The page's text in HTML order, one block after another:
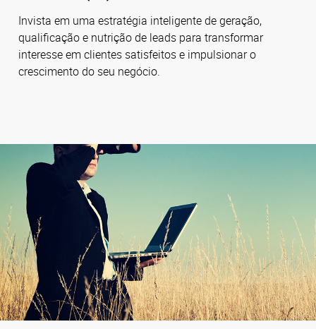
Invista em uma estratégia inteligente de geração,
qualificação e nutrição de leads para transformar
interesse em clientes satisfeitos e impulsionar o
crescimento do seu negócio.